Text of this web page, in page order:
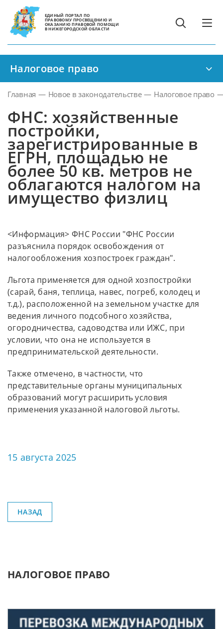
ЕДИНЫЙ ПОРТАЛ ПО
ПРАВОВОМУ ПРОСВЕЩЕНИЮ И
ОКАЗАНИЮ ПРАВОВОЙ ПОМОЩИ
В НИЖЕГОРОДСКОЙ ОБЛАСТИ
Налоговое право
Главная — Новое в законодательстве — Налоговое право
ФНС: хозяйственные
постройки,
зарегистрированные в
ЕГРН, площадью не
более 50 кв. метров не
облагаются налогом на
имущество физлиц
<Информация> ФНС России "ФНС России
разъяснила порядок освобождения от
налогообложения хозпостроек граждан".
Льгота применяется для одной хозпостройки
(сарай, баня, теплица, навес, погреб, колодец и
т.д.), расположенной на земельном участке для
ведения личного подсобного хозяйства,
огородничества, садоводства или ИЖС, при
условии, что она не используется в
предпринимательской деятельности.
Также отмечено, в частности, что
представительные органы муниципальных
образований могут расширить условия
применения указанной налоговой льготы.
15 августа 2025
НАЗАД
НАЛОГОВОЕ ПРАВО